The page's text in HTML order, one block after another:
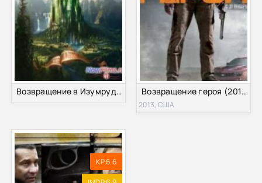
Возвращение в Изумрудный город (2015) Возвращение героя (2013)
2013, США
KP 6.6